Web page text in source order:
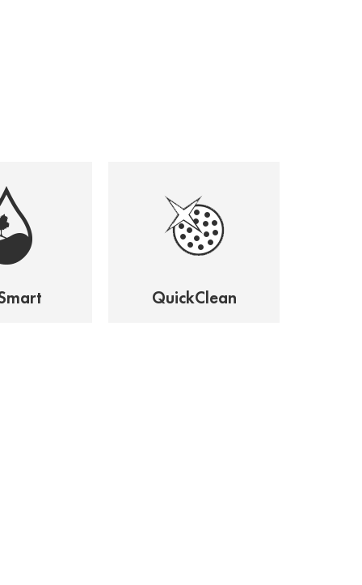
QuickClean